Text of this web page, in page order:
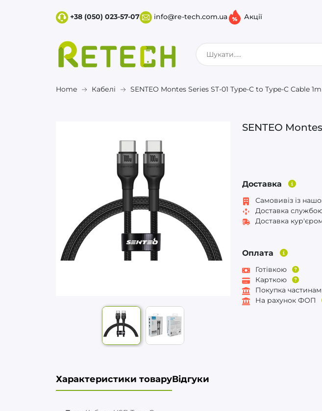
+38 (050) 023-57-07 info@re-tech.com.ua Акції
Home Кабелі SENTEO Montes Series ST-01 Type-C to Type-C Cable
SENTEO
Доставка
Самовивіз із
Доставка
Доставка
Оплата
Готівкою
Карткою
Покупка
На рахунок ФОП
Характеристики товаруВідгуки